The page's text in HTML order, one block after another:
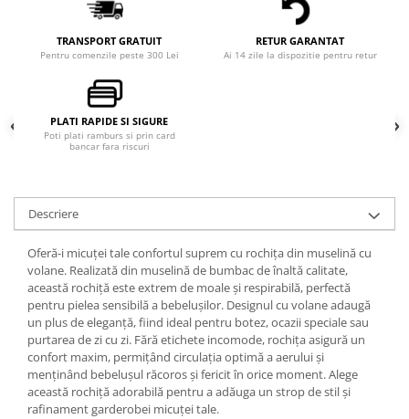
TRANSPORT GRATUIT
Pentru comenzile peste 300 Lei
RETUR GARANTAT
Ai 14 zile la dispozitie pentru retur
PLATI RAPIDE SI SIGURE
Poti plati ramburs si prin card
bancar fara riscuri
Descriere
Oferă-i micuței tale confortul suprem cu rochița din muselină cu
volane. Realizată din muselină de bumbac de înaltă calitate,
această rochiță este extrem de moale și respirabilă, perfectă
pentru pielea sensibilă a bebelușilor. Designul cu volane adaugă
un plus de eleganță, fiind ideal pentru botez, ocazii speciale sau
purtarea de zi cu zi. Fără etichete incomode, rochița asigură un
confort maxim, permițând circulația optimă a aerului și
menținând bebelușul răcoros și fericit în orice moment. Alege
această rochiță adorabilă pentru a adăuga un strop de stil și
rafinament garderobei micuței tale.